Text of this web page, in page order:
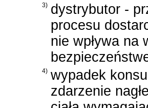
3) dystrybutor -
procesu
nie wpływa na
4) wypadek
zdarzenie